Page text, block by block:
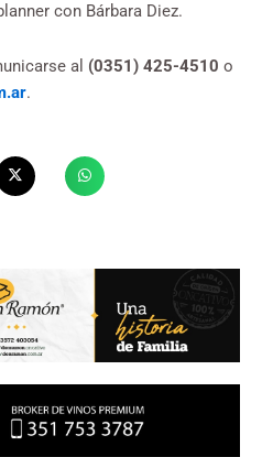
con Bárbara Diez.
al (0351) 425-4510 o
.